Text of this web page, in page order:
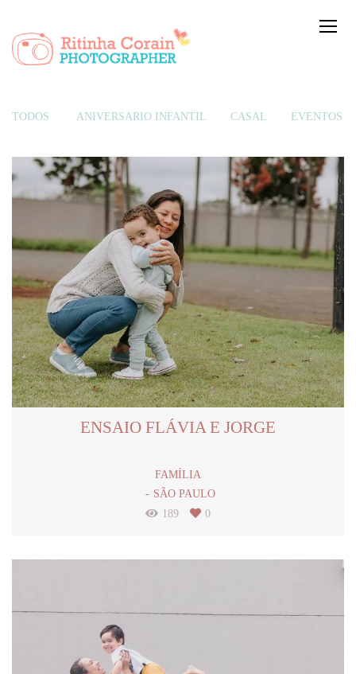
TODOS ANIVERSÁRIO INFANTIL CASAL EVENTOS
ENSAIO FLÁVIA E JORGE
FAMÍLIA
SÃO PAULO
189
0